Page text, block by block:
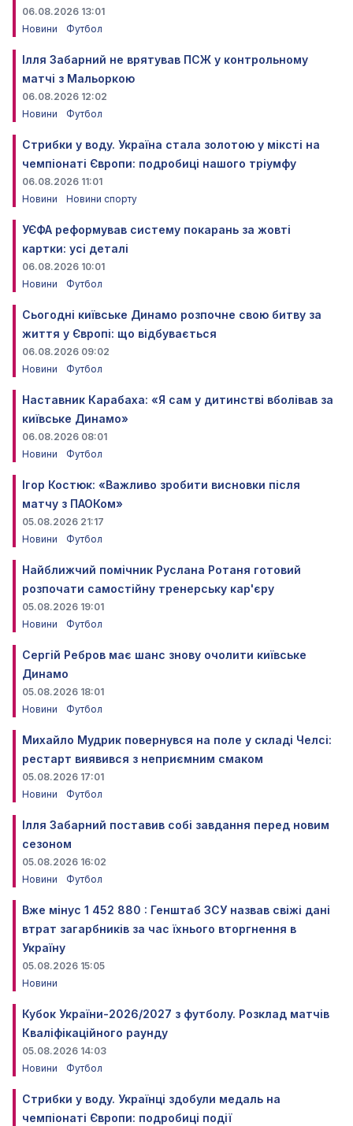
06.08.2026 13:01
Новини
Футбол
Ілля Забарний не врятував ПСЖ у контрольному
матчі з Мальоркою
06.08.2026 12:02
Новини
Футбол
Стрибки у воду. Україна стала золотою у міксті на
чемпіонаті Європи: подробиці нашого тріумфу
06.08.2026 11:01
Новини
Новини спорту
УЄФА реформував систему покарань за жовті
картки: усі деталі
06.08.2026 10:01
Новини
Футбол
Сьогодні київське Динамо розпочне свою битву за
життя у Європі: що відбувається
06.08.2026 09:02
Новини
Футбол
Наставник Карабаха: «Я сам у дитинстві вболівав за
київське Динамо»
06.08.2026 08:01
Новини
Футбол
Ігор Костюк: «Важливо зробити висновки після
матчу з ПАОКом»
05.08.2026 21:17
Новини
Футбол
Найближчий помічник Руслана Ротаня готовий
розпочати самостійну тренерську кар'єру
05.08.2026 19:01
Новини
Футбол
Сергій Ребров має шанс знову очолити київське
Динамо
05.08.2026 18:01
Новини
Футбол
Михайло Мудрик повернувся на поле у складі Челсі:
рестарт виявився з неприємним смаком
05.08.2026 17:01
Новини
Футбол
Ілля Забарний поставив собі завдання перед новим
сезоном
05.08.2026 16:02
Новини
Футбол
Вже мінус 1 452 880 : Генштаб ЗСУ назвав свіжі дані
втрат загарбників за час їхнього вторгнення в
Україну
05.08.2026 15:05
Новини
Кубок України-2026/2027 з футболу. Розклад матчів
Кваліфікаційного раунду
05.08.2026 14:03
Новини
Футбол
Стрибки у воду. Українці здобули медаль на
чемпіонаті Європи: подробиці події